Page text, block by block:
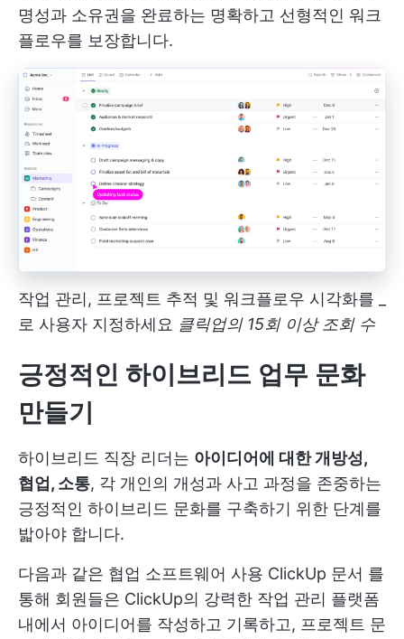
명성과 소유권을 완료하는 명확하고 선형적인 워크
플로우를 보장합니다.
작업 관리, 프로젝트 추적 및 워크플로우 시각화를 _
로 사용자 지정하세요 클릭업의 15회 이상 조회 수
긍정적인 하이브리드 업무 문화
만들기
하이브리드 직장 리더는 아이디어에 대한 개방성,
협업, 소통, 각 개인의 개성과 사고 과정을 존중하는
긍정적인 하이브리드 문화를 구축하기 위한 단계를
밟아야 합니다.
다음과 같은 협업 소프트웨어 사용 ClickUp 문서 를
통해 회원들은 ClickUp의 강력한 작업 관리 플랫폼
내에서 아이디어를 작성하고 기록하고, 프로젝트 문